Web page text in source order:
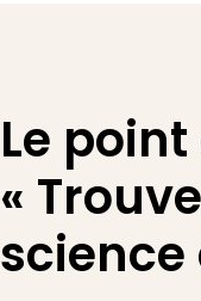
Le point
«
science